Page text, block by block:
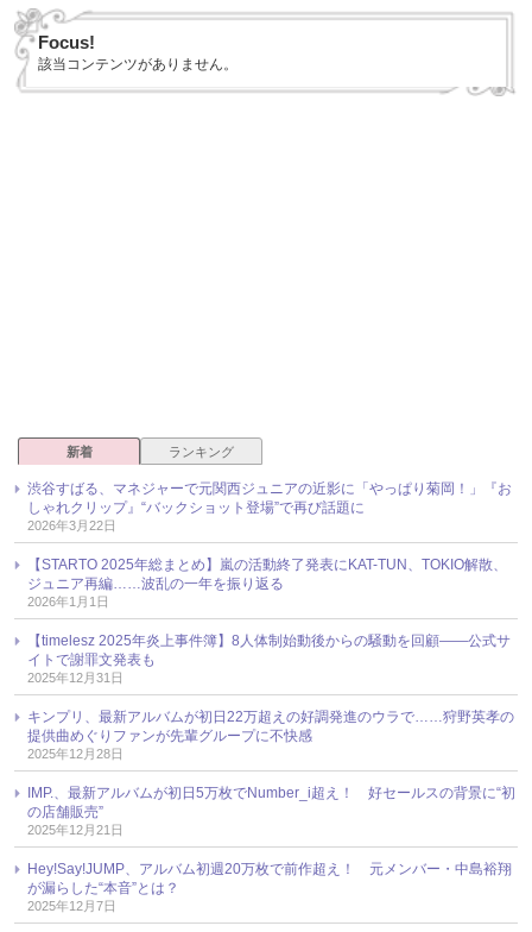
Focus!
該当コンテンツがありません。
新着 ランキング
渋谷すばる、マネジャーで元関西ジュニアの近影に「やっぱり菊岡！」『お
しゃれクリップ』“バックショット登場”で再び話題に
2026年3月22日
【STARTO 2025年総まとめ】嵐の活動終了発表にKAT-TUN、TOKIO解散、
ジュニア再編……波乱の一年を振り返る
2026年1月1日
【timelesz 2025年炎上事件簿】8人体制始動後からの騒動を回顧――公式サ
イトで謝罪文発表も
2025年12月31日
キンプリ、最新アルバムが初日22万超えの好調発進のウラで……狩野英孝の
提供曲めぐりファンが先輩グループに不快感
2025年12月28日
IMP.、最新アルバムが初日5万枚でNumber_i超え！ 好セールスの背景に“初
の店舗販売”
2025年12月21日
Hey!Say!JUMP、アルバム初週20万枚で前作超え！ 元メンバー・中島裕翔
が漏らした“本音”とは？
2025年12月7日